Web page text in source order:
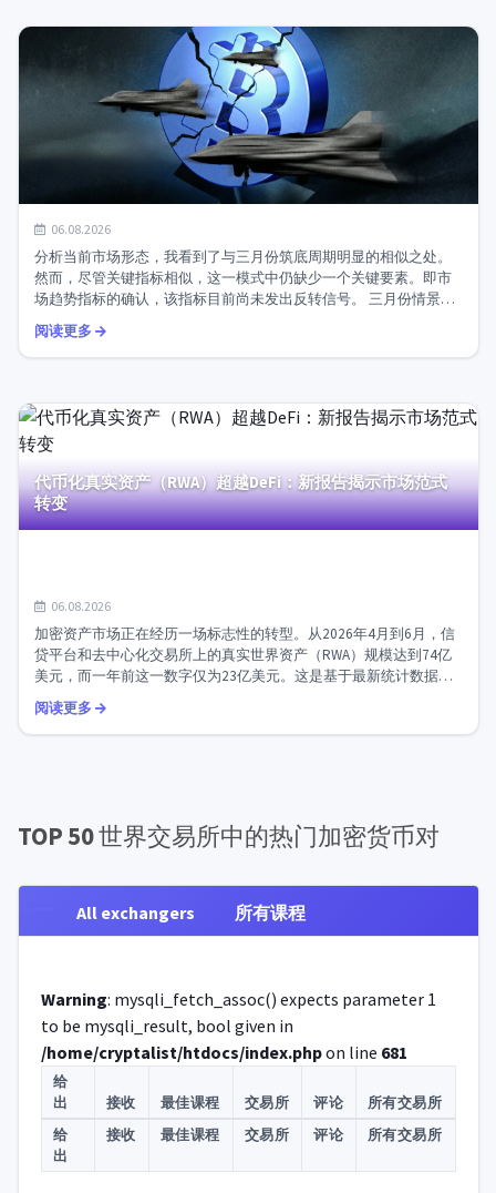
比特币重演三月行情：只差一个信号即可反转
06.08.2026
分析当前市场形态，我看到了与三月份筑底周期明显的相似之处。
然而，尽管关键指标相似，这一模式中仍缺少一个关键要素。即市
场趋势指标的确认，该指标目前尚未发出反转信号。 三月份情景如
何促成复苏 三月份三个重要条件同时出现，共同成为增长的催化
剂...
阅读更多
代币化真实资产（RWA）超越DeFi：新报告揭示市场范式
转变
06.08.2026
加密资产市场正在经历一场标志性的转型。从2026年4月到6月，信
贷平台和去中心化交易所上的真实世界资产（RWA）规模达到74亿
美元，而一年前这一数字仅为23亿美元。这是基于最新统计数据得
出的我个人的分析结果，数据显示了令人瞩目的三倍增长。...
阅读更多
TOP 50世界交易所中的热门加密货币对
All exchangers 所有课程
Warning: mysqli_fetch_assoc() expects parameter 1
to be mysqli_result, bool given in
/home/cryptalist/htdocs/index.phpon line 681
给
出
接收 最佳课程 交易所 评论
所有交易所
给
出
接收 最佳课程 交易所 评论 所有交易所